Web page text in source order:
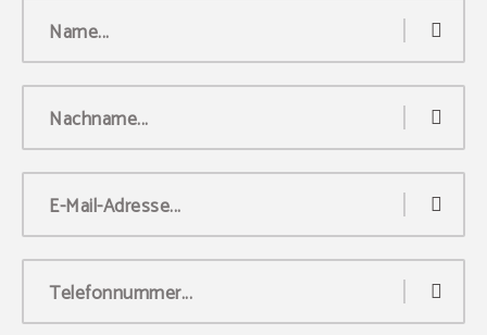
Name...
Nachname...
E-Mail-Adresse...
Telefonnummer...